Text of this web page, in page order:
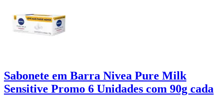
Sabonete em Barra Nivea Pure Milk
Sensitive Promo 6 Unidades com 90g cada